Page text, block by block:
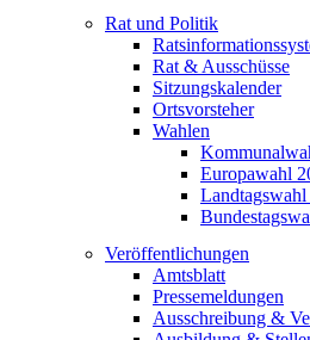
Rat und Politik
Rat & Ausschüsse
Sitzungskalender
Ortsvorsteher
Wahlen
Europawahl
Landtagswahl
Veröffentlichungen
Amtsblatt
Pressemeldungen
Ausschreibung &